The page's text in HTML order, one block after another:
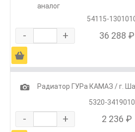
аналог
54115-
- + 36 288 ₽
Ä
1
Радиатор ГУРа КАМАЗ / г.
5320-3419010
- + 2 236 ₽